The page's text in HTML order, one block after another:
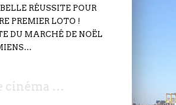
RÉUSSITE POUR
PREMIER LOTO !
DU MARCHÉ DE NOËL
cinéma …